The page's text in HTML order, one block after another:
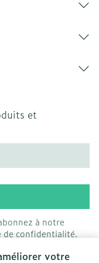
votre
et
à notre
de confidentialité.